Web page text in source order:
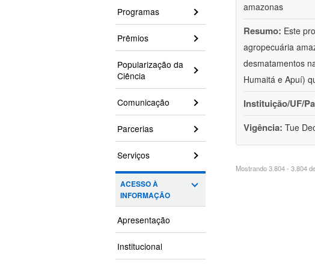
Programas
Prêmios
Popularização da
Ciência
Comunicação
Parcerias
Serviços
ACESSO À
INFORMAÇÃO
Apresentação
Institucional
amazonas
Resumo: Este
agropecuária
desmatamentos
Humaitá e Apuí)
Instituição/UF/
Vigência: Tue
Mostrando 3.804 - 3.804